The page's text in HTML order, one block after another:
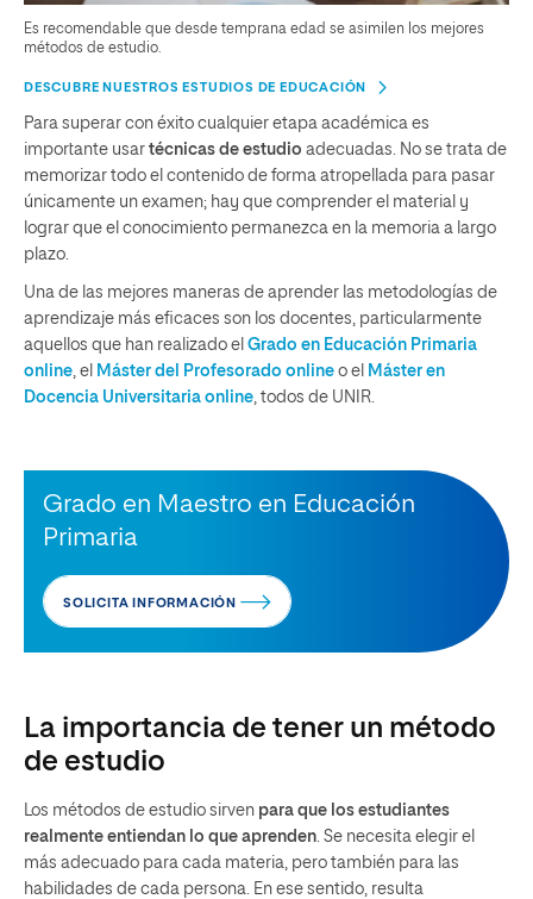
Es recomendable que desde temprana edad se asimilen los mejores
métodos de estudio.
DESCUBRE NUESTROS ESTUDIOS DE EDUCACIÓN
Para superar con éxito cualquier etapa académica es
importante usar técnicas de estudio adecuadas. No se trata de
memorizar todo el contenido de forma atropellada para pasar
únicamente un examen; hay que comprender el material y
lograr que el conocimiento permanezca en la memoria a largo
plazo.
Una de las mejores maneras de aprender las metodologías de
aprendizaje más eficaces son los docentes, particularmente
aquellos que han realizado el Grado en Educación Primaria
online , el Máster del Profesorado online o el Máster en
Docencia Universitaria online , todos de UNIR.
Grado en Maestro en Educación
Primaria
SOLICITA INFORMACIÓN
La importancia de tener un método
de estudio
Los métodos de estudio sirven para que los estudiantes
realmente entiendan lo que aprenden . Se necesita elegir el
más adecuado para cada materia, pero también para las
habilidades de cada persona. En ese sentido, resulta